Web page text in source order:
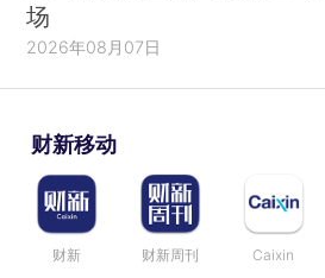
场
2026年08月07日
财新移动
财新 财新周刊 Caixin